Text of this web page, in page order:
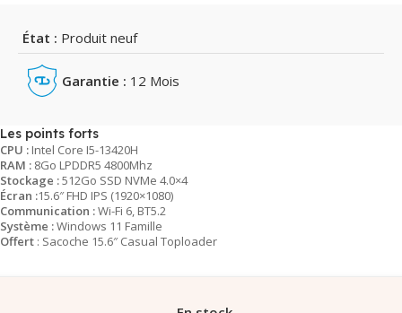
État : Produit neuf
Garantie : 12 Mois
Les points forts
CPU : Intel Core I5-13420H
RAM : 8Go LPDDR5 4800Mhz
Stockage :512Go SSD NVMe 4.0×4
Écran :15.6″ FHD IPS (1920×1080)
Communication :Wi-Fi 6, BT5.2
Système :Windows 11 Famille
Offert : Sacoche 15.6″ Casual Toploader